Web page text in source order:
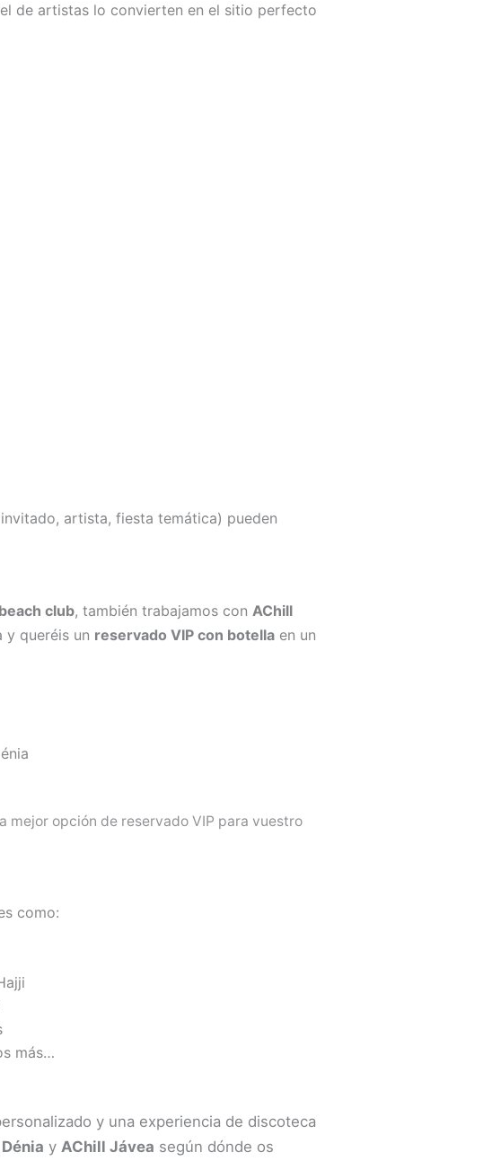
de artistas lo convierten en el sitio perfecto
artista, fiesta temática) pueden
club, también trabajamos con AChill
y queréis un reservado VIP con botella en un
mejor opción de reservado VIP para vuestro
como:
más…
y una experiencia de discoteca
y AChill Jávea según dónde os